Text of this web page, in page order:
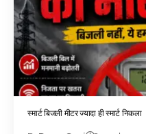
स्मार्ट बिजली मीटर ज्यादा ही स्मार्ट निकला